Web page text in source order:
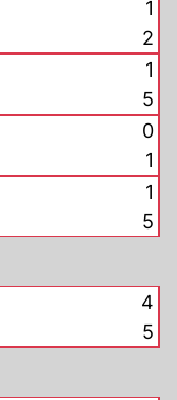
1
2
1
5
0
1
1
5
4
5